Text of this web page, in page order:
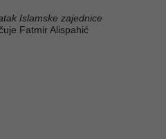
Islamske zajednice
Fatmir Alispahić